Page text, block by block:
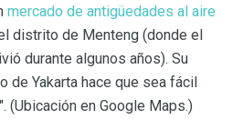
mercado de antigüedades al aire
distrito de Menteng (donde el
durante algunos años). Su
de Yakarta hace que sea fácil
(Ubicación en Google Maps.)